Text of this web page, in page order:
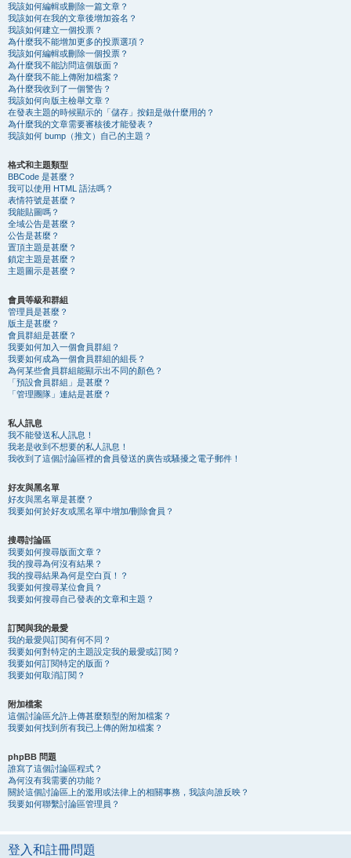
我該如何編輯或刪除一篇文章？
我該如何在我的文章後增加簽名？
我該如何建立一個投票？
為什麼我不能增加更多的投票選項？
我該如何編輯或刪除一個投票？
為什麼我不能訪問這個版面？
為什麼我不能上傳附加檔案？
為什麼我收到了一個警告？
我該如何向版主檢舉文章？
在發表主題的時候顯示的「儲存」按鈕是做什麼用的？
為什麼我的文章需要審核後才能發表？
我該如何 bump（推文）自己的主題？
格式和主題類型
BBCode 是甚麼？
我可以使用 HTML 語法嗎？
表情符號是甚麼？
我能貼圖嗎？
全域公告是甚麼？
公告是甚麼？
置頂主題是甚麼？
鎖定主題是甚麼？
主題圖示是甚麼？
會員等級和群組
管理員是甚麼？
版主是甚麼？
會員群組是甚麼？
我要如何加入一個會員群組？
我要如何成為一個會員群組的組長？
為何某些會員群組能顯示出不同的顏色？
「預設會員群組」是甚麼？
「管理團隊」連結是甚麼？
私人訊息
我不能發送私人訊息！
我老是收到不想要的私人訊息！
我收到了這個討論區裡的會員發送的廣告或騷擾之電子郵件！
好友與黑名單
好友與黑名單是甚麼？
我要如何於好友或黑名單中增加/刪除會員？
搜尋討論區
我要如何搜尋版面文章？
我的搜尋為何沒有結果？
我的搜尋結果為何是空白頁！？
我要如何搜尋某位會員？
我要如何搜尋自己發表的文章和主題？
訂閱與我的最愛
我的最愛與訂閱有何不同？
我要如何對特定的主題設定我的最愛或訂閱？
我要如何訂閱特定的版面？
我要如何取消訂閱？
附加檔案
這個討論區允許上傳甚麼類型的附加檔案？
我要如何找到所有我已上傳的附加檔案？
phpBB 問題
誰寫了這個討論區程式？
為何沒有我需要的功能？
關於這個討論區上的濫用或法律上的相關事務，我該向誰反映？
我要如何聯繫討論區管理員？
登入和註冊問題